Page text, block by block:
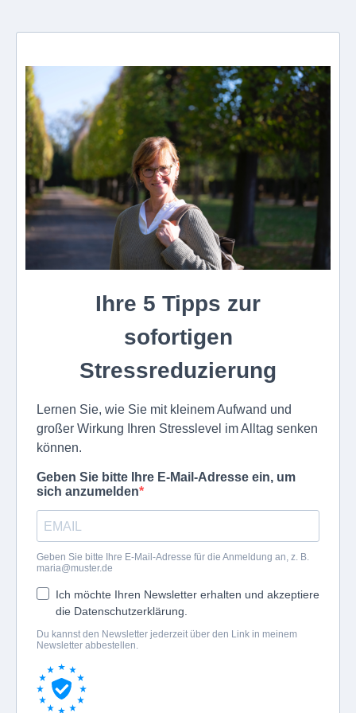
Ihre 5 Tipps zur
sofortigen
Stressreduzierung
Lernen Sie, wie Sie mit kleinem Aufwand und
großer Wirkung Ihren Stresslevel im Alltag senken
können.
Geben Sie bitte Ihre E-Mail-Adresse ein, um
sich anzumelden
Geben Sie bitte Ihre E-Mail-Adresse für die Anmeldung an, z. B.
maria@muster.de
Ich möchte Ihren Newsletter erhalten und akzeptiere
die Datenschutzerklärung.
Du kannst den Newsletter jederzeit über den Link in meinem
Newsletter abbestellen.